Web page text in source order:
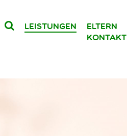
Leistungen Eltern
Kontakt